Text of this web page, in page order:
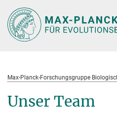
Hauptinhalt
Max-Planck-Forschungsgruppe
Unser Team